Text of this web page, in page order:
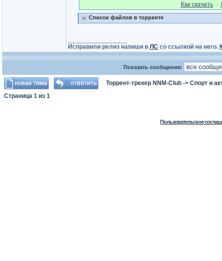
Как cкачать·
Список файлов в торренте
Исправили релиз напиши в ЛС со ссылкой на него.
Показать сообщения:
Торрент-трекер NNM-Club -> Спорт и
Страница 1 из 1
Пользовательское